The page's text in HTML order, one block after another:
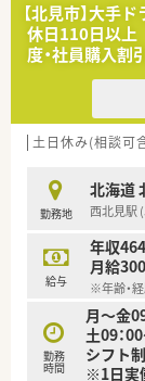
【北見市】大手
休日110日以
度・社員購入割
土日休み(相談可
勤務地
北海道
西北見駅
給与
年収
月給
※年齢・
勤務
時間
月～金
土09：
シフト制
※1日実